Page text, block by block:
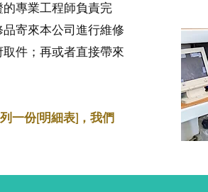
專業工程師負責完
寄來本公司進行維修
件；再或者直接帶來
一份[明細表]，我們